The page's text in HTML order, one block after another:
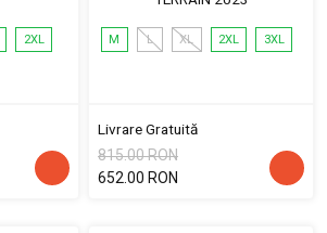
2XL M L XL 2XL 3XL
Livrare Gratuită
815.00 RON
652.00 RON